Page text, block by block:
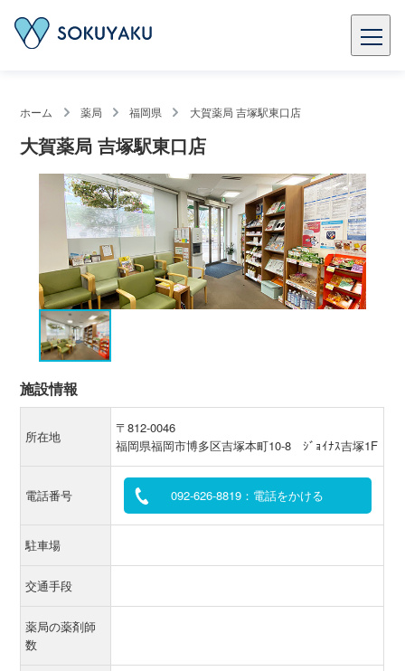
ホーム 薬局 福岡県 大賀薬局 吉塚駅東口店
大賀薬局 吉塚駅東口店
施設情報
所在地
〒812-0046
福岡県福岡市博多区吉塚本町10-8 ｼﾞｮｲﾅｽ吉塚1F
電話番号 092-626-8819：電話をかける
駐車場
交通手段
薬局の薬剤師
数